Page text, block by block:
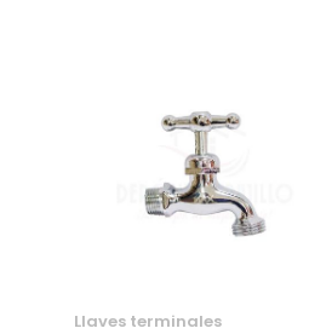
Llaves terminales